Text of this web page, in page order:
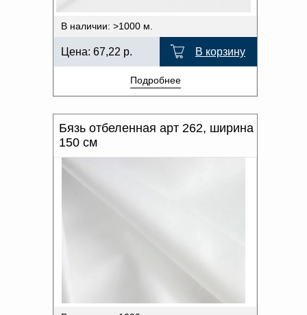
В наличии: >1000 м.
Цена: 67,22 р. В корзину
Подробнее
Бязь отбеленная арт 262, ширина
150 см